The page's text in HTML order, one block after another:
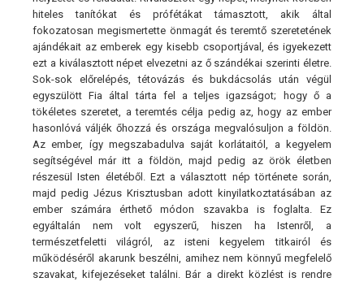
hiteles tanítókat és prófétákat támasztott, akik által
fokozatosan megismertette önmagát és teremtő szeretetének
ajándékait az emberek egy kisebb csoportjával, és igyekezett
ezt a kiválasztott népet elvezetni az ő szándékai szerinti életre.
Sok-sok előrelépés, tétovázás és bukdácsolás után végül
egyszülött Fia által tárta fel a teljes igazságot; hogy ő a
tökéletes szeretet, a teremtés célja pedig az, hogy az ember
hasonlóvá váljék őhozzá és országa megvalósuljon a földön.
Az ember, így megszabadulva saját korlátaitól, a kegyelem
segítségével már itt a földön, majd pedig az örök életben
részesül Isten életéből. Ezt a választott nép története során,
majd pedig Jézus Krisztusban adott kinyilatkoztatásában az
ember számára érthető módon szavakba is foglalta. Ez
egyáltalán nem volt egyszerű, hiszen ha Istenről, a
természetfeletti világról, az isteni kegyelem titkairól és
működéséről akarunk beszélni, amihez nem könnyű megfelelő
szavakat, kifejezéseket találni. Bár a direkt közlést is rendre